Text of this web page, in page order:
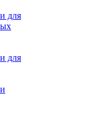
для
для